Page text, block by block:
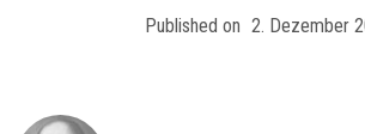
Published on 2. Dezember